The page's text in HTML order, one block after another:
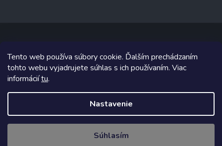
Tento web používa súbory cookie. Ďalším prechádzaním
tohto webu vyjadrujete súhlas s ich používaním. Viac
informáciítu.
Nastavenie
Súhlasím
Copyright 2026Ecobe.sk. Všetky práva vyhradené.
Grafický návrh vytvoril a na Shoptet implementoval
Shoptetak.cz.
Vytvoril Shoptet